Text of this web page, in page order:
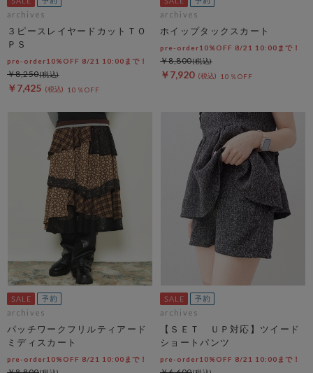
archives
３ピースレイヤードカットＴＯ
ＰＳ
pre-order10%OFF 8/21 10:00まで！
￥7,425 10％OFF
￥8,250
archives
ホイップタックスカート
pre-order10%OFF 8/21 10:00まで！
￥7,920 10％OFF
￥8,800
archives
パッチワークフリルティアード
ミディスカート
pre-order10%OFF 8/21 10:00まで！
archives
【ＳＥＴ ＵＰ対応】ツイード
ショートパンツ
pre-order10%OFF 8/21 10:00まで！